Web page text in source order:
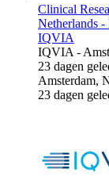
Clinical
Netherlands
IQVIA
IQVIA-
23 dagen
Amsterdam,
23 dagen